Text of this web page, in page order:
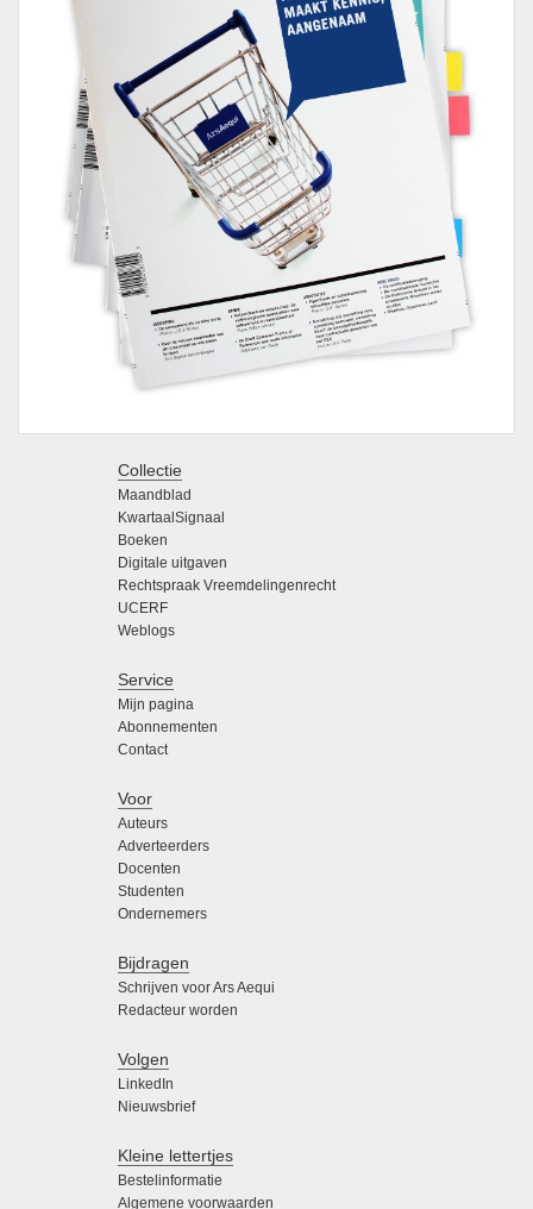
Collectie
Maandblad
KwartaalSignaal
Boeken
Digitale uitgaven
Rechtspraak Vreemdelingenrecht
UCERF
Weblogs
Service
Mijn pagina
Abonnementen
Contact
Voor
Auteurs
Adverteerders
Docenten
Studenten
Ondernemers
Bijdragen
Schrijven voor Ars Aequi
Redacteur worden
Volgen
LinkedIn
Nieuwsbrief
Kleine lettertjes
Bestelinformatie
Algemene voorwaarden